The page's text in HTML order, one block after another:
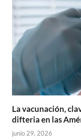
La vacunación,
difteria en las
junio 29, 2026